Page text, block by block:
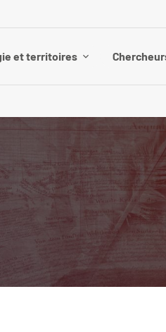
et territoires